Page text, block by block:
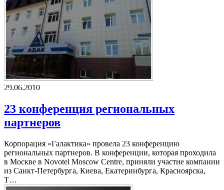
29.06.2010
23 конференция региональных
партнеров
Корпорация «Галактика» провела 23 конференцию
региональных партнеров. В конференции, которая проходила
в Москве в Novotel Moscow Centre, приняли участие компании
из Санкт-Петербурга, Киева, Екатеринбурга, Красноярска,
Т…